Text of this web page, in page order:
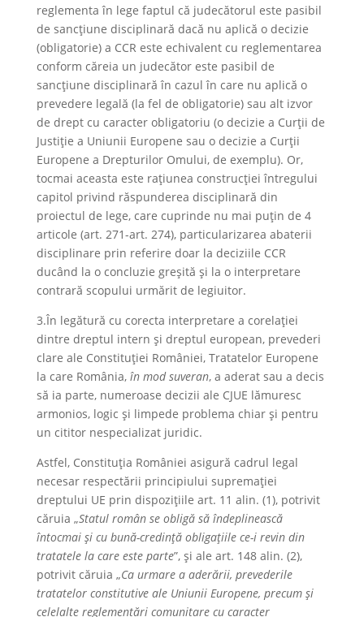
reglementa în lege faptul că judecătorul este pasibil
de sancțiune disciplinară dacă nu aplică o decizie
(obligatorie) a CCR este echivalent cu reglementarea
conform căreia un judecător este pasibil de
sancțiune disciplinară în cazul în care nu aplică o
prevedere legală (la fel de obligatorie) sau alt izvor
de drept cu caracter obligatoriu (o decizie a Curții de
Justiție a Uniunii Europene sau o decizie a Curții
Europene a Drepturilor Omului, de exemplu). Or,
tocmai aceasta este rațiunea construcției întregului
capitol privind răspunderea disciplinară din
proiectul de lege, care cuprinde nu mai puțin de 4
articole (art. 271-art. 274), particularizarea abaterii
disciplinare prin referire doar la deciziile CCR
ducând la o concluzie greșită și la o interpretare
contrară scopului urmărit de legiuitor.
3.În legătură cu corecta interpretare a corelației
dintre dreptul intern și dreptul european, prevederi
clare ale Constituției României, Tratatelor Europene
la care România, în mod suveran, a aderat sau a decis
să ia parte, numeroase decizii ale CJUE lămuresc
armonios, logic și limpede problema chiar și pentru
un cititor nespecializat juridic.
Astfel, Constituția României asigură cadrul legal
necesar respectării principiului supremației
dreptului UE prin dispozițiile art. 11 alin. (1), potrivit
căruia „Statul român se obligă să îndeplinească
întocmai și cu bună-credință obligațiile ce-i revin din
tratatele la care este parte”, și ale art. 148 alin. (2),
potrivit căruia „Ca urmare a aderării, prevederile
tratatelor constitutive ale Uniunii Europene, precum și
celelalte reglementări comunitare cu caracter